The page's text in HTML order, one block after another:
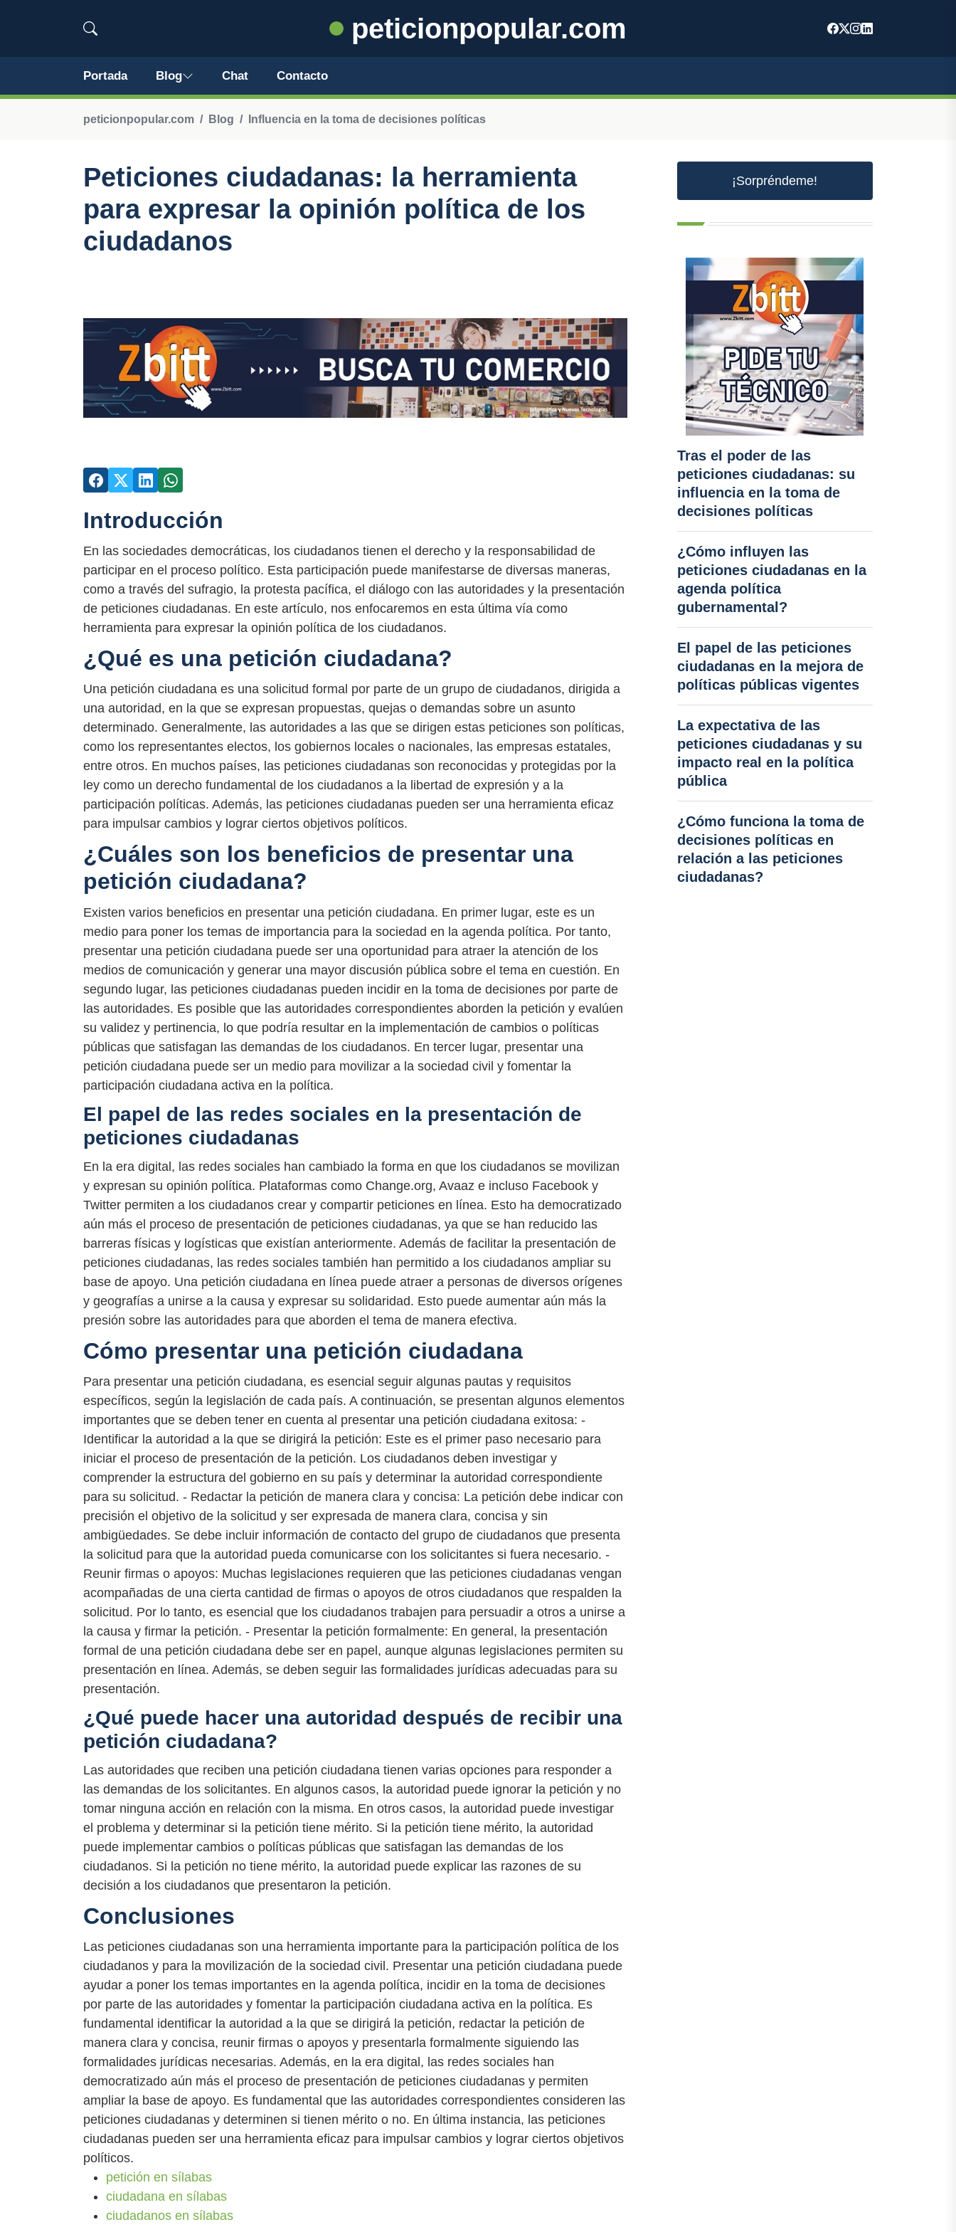
peticionpopular.com
Portada Blog Chat Contacto
peticionpopular.com Blog Influencia en la toma de decisiones políticas
Peticiones ciudadanas: la herramienta
para expresar la opinión política de los
ciudadanos
Introducción
En las sociedades democráticas, los ciudadanos tienen el derecho y la responsabilidad de
participar en el proceso político. Esta participación puede manifestarse de diversas maneras,
como a través del sufragio, la protesta pacífica, el diálogo con las autoridades y la presentación
de peticiones ciudadanas. En este artículo, nos enfocaremos en esta última vía como
herramienta para expresar la opinión política de los ciudadanos.
¿Qué es una petición ciudadana?
Una petición ciudadana es una solicitud formal por parte de un grupo de ciudadanos, dirigida a
una autoridad, en la que se expresan propuestas, quejas o demandas sobre un asunto
determinado. Generalmente, las autoridades a las que se dirigen estas peticiones son políticas,
como los representantes electos, los gobiernos locales o nacionales, las empresas estatales,
entre otros. En muchos países, las peticiones ciudadanas son reconocidas y protegidas por la
ley como un derecho fundamental de los ciudadanos a la libertad de expresión y a la
participación políticas. Además, las peticiones ciudadanas pueden ser una herramienta eficaz
para impulsar cambios y lograr ciertos objetivos políticos.
¿Cuáles son los beneficios de presentar una
petición ciudadana?
Existen varios beneficios en presentar una petición ciudadana. En primer lugar, este es un
medio para poner los temas de importancia para la sociedad en la agenda política. Por tanto,
presentar una petición ciudadana puede ser una oportunidad para atraer la atención de los
medios de comunicación y generar una mayor discusión pública sobre el tema en cuestión. En
segundo lugar, las peticiones ciudadanas pueden incidir en la toma de decisiones por parte de
las autoridades. Es posible que las autoridades correspondientes aborden la petición y evalúen
su validez y pertinencia, lo que podría resultar en la implementación de cambios o políticas
públicas que satisfagan las demandas de los ciudadanos. En tercer lugar, presentar una
petición ciudadana puede ser un medio para movilizar a la sociedad civil y fomentar la
participación ciudadana activa en la política.
El papel de las redes sociales en la presentación de
peticiones ciudadanas
En la era digital, las redes sociales han cambiado la forma en que los ciudadanos se movilizan
y expresan su opinión política. Plataformas como Change.org, Avaaz e incluso Facebook y
Twitter permiten a los ciudadanos crear y compartir peticiones en línea. Esto ha democratizado
aún más el proceso de presentación de peticiones ciudadanas, ya que se han reducido las
barreras físicas y logísticas que existían anteriormente. Además de facilitar la presentación de
peticiones ciudadanas, las redes sociales también han permitido a los ciudadanos ampliar su
base de apoyo. Una petición ciudadana en línea puede atraer a personas de diversos orígenes
y geografías a unirse a la causa y expresar su solidaridad. Esto puede aumentar aún más la
presión sobre las autoridades para que aborden el tema de manera efectiva.
Cómo presentar una petición ciudadana
Para presentar una petición ciudadana, es esencial seguir algunas pautas y requisitos
específicos, según la legislación de cada país. A continuación, se presentan algunos elementos
importantes que se deben tener en cuenta al presentar una petición ciudadana exitosa: -
Identificar la autoridad a la que se dirigirá la petición: Este es el primer paso necesario para
iniciar el proceso de presentación de la petición. Los ciudadanos deben investigar y
comprender la estructura del gobierno en su país y determinar la autoridad correspondiente
para su solicitud. - Redactar la petición de manera clara y concisa: La petición debe indicar con
precisión el objetivo de la solicitud y ser expresada de manera clara, concisa y sin
ambigüedades. Se debe incluir información de contacto del grupo de ciudadanos que presenta
la solicitud para que la autoridad pueda comunicarse con los solicitantes si fuera necesario. -
Reunir firmas o apoyos: Muchas legislaciones requieren que las peticiones ciudadanas vengan
acompañadas de una cierta cantidad de firmas o apoyos de otros ciudadanos que respalden la
solicitud. Por lo tanto, es esencial que los ciudadanos trabajen para persuadir a otros a unirse a
la causa y firmar la petición. - Presentar la petición formalmente: En general, la presentación
formal de una petición ciudadana debe ser en papel, aunque algunas legislaciones permiten su
presentación en línea. Además, se deben seguir las formalidades jurídicas adecuadas para su
presentación.
¿Qué puede hacer una autoridad después de recibir una
petición ciudadana?
Las autoridades que reciben una petición ciudadana tienen varias opciones para responder a
las demandas de los solicitantes. En algunos casos, la autoridad puede ignorar la petición y no
tomar ninguna acción en relación con la misma. En otros casos, la autoridad puede investigar
el problema y determinar si la petición tiene mérito. Si la petición tiene mérito, la autoridad
puede implementar cambios o políticas públicas que satisfagan las demandas de los
ciudadanos. Si la petición no tiene mérito, la autoridad puede explicar las razones de su
decisión a los ciudadanos que presentaron la petición.
Conclusiones
Las peticiones ciudadanas son una herramienta importante para la participación política de los
ciudadanos y para la movilización de la sociedad civil. Presentar una petición ciudadana puede
ayudar a poner los temas importantes en la agenda política, incidir en la toma de decisiones
por parte de las autoridades y fomentar la participación ciudadana activa en la política. Es
fundamental identificar la autoridad a la que se dirigirá la petición, redactar la petición de
manera clara y concisa, reunir firmas o apoyos y presentarla formalmente siguiendo las
formalidades jurídicas necesarias. Además, en la era digital, las redes sociales han
democratizado aún más el proceso de presentación de peticiones ciudadanas y permiten
ampliar la base de apoyo. Es fundamental que las autoridades correspondientes consideren las
peticiones ciudadanas y determinen si tienen mérito o no. En última instancia, las peticiones
ciudadanas pueden ser una herramienta eficaz para impulsar cambios y lograr ciertos objetivos
políticos.
petición en sílabas
ciudadana en sílabas
ciudadanos en sílabas
¡Sorpréndeme!
Tras el poder de las
peticiones ciudadanas: su
influencia en la toma de
decisiones políticas
¿Cómo influyen las
peticiones ciudadanas en la
agenda política
gubernamental?
El papel de las peticiones
ciudadanas en la mejora de
políticas públicas vigentes
La expectativa de las
peticiones ciudadanas y su
impacto real en la política
pública
¿Cómo funciona la toma de
decisiones políticas en
relación a las peticiones
ciudadanas?